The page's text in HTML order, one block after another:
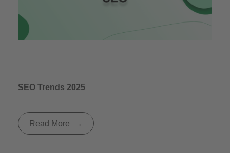
SEO Trends 2025
Read More